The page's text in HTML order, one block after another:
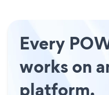
Every
works on
platform.